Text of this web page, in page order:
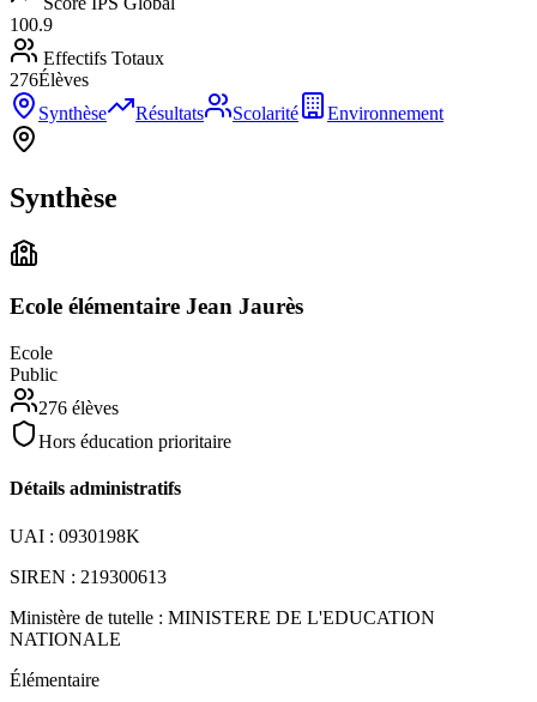
100.9
Effectifs Totaux
276Élèves
Synthèse
Résultats Scolarité Environnement
Synthèse
Ecole élémentaire Jean Jaurès
Ecole
Public
276 élèves
Hors éducation prioritaire
Détails administratifs
UAI : 0930198K
SIREN : 219300613
Ministère de tutelle : MINISTERE DE L'EDUCATION
NATIONALE
Élémentaire